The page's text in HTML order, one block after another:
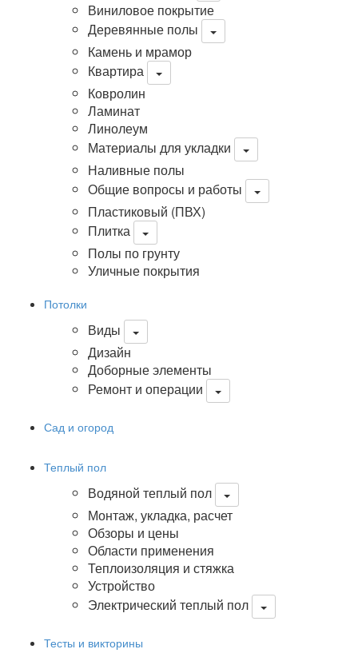
Виниловое покрытие
Деревянные полы
Камень и мрамор
Квартира
Ковролин
Ламинат
Линолеум
Материалы для укладки
Наливные полы
Общие вопросы и работы
Пластиковый (ПВХ)
Плитка
Полы по грунту
Уличные покрытия
Потолки
Виды
Дизайн
Доборные элементы
Ремонт и операции
Сад и огород
Теплый пол
Водяной теплый пол
Монтаж, укладка, расчет
Обзоры и цены
Области применения
Теплоизоляция и стяжка
Устройство
Электрический теплый пол
Тесты и викторины